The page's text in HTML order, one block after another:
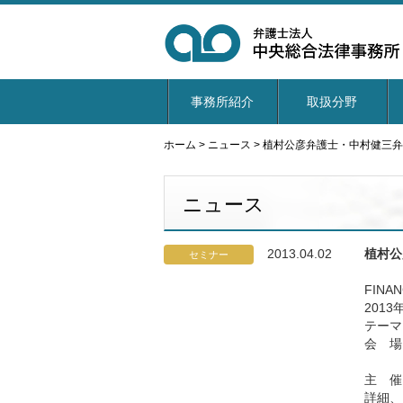
事務所紹介 取扱分野
ホーム > ニュース > 植村公彦弁護士・中村健三
ニュース
セミナー 2013.04.02 植村
2013
テー
会 場
主 催
詳細